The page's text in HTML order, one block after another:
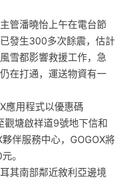
管潘曉怡上午在電台節
發生300多次餘震，估計
雪都影響救援工作，急
在打通，運送物資有一
應用程式以優惠碼
觀塘啟祥道9號地下信和
伴服務中心，GOGOX將
。
其南部鄰近敘利亞邊境